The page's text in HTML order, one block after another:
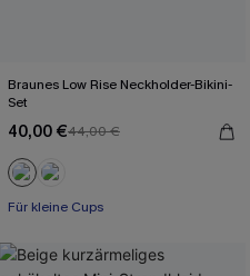
Braunes Low Rise Neckholder-Bikini-
Set
40,00 €44,00 €
Für kleine Cups